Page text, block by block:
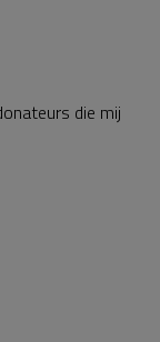
die mij